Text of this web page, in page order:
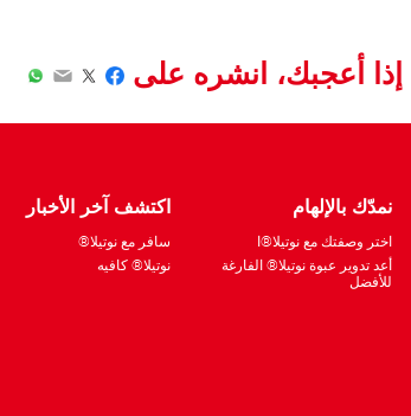
إذا أعجبك، انشره على Facebook
Twitter
Email
نمدّك بالإلهام
اختر وصفتك مع نوتيلا®ا
أعد تدوير عبوة نوتيلا® الفارغة
للأفضل
اكتشف آخر الأخبار
سافر مع نوتيلا®
نوتيلا® كافيه